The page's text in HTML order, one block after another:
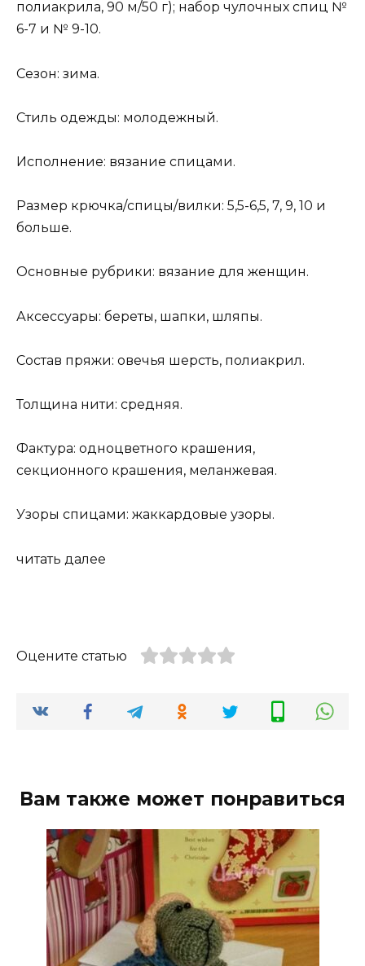
полиакрила, 90 м/50 г); набор чулочных спиц №
6-7 и № 9-10.
Сезон: зима.
Стиль одежды: молодежный.
Исполнение: вязание спицами.
Размер крючка/спицы/вилки: 5,5-6,5, 7, 9, 10 и
больше.
Основные рубрики: вязание для женщин.
Аксессуары: береты, шапки, шляпы.
Состав пряжи: овечья шерсть, полиакрил.
Толщина нити: средняя.
Фактура: одноцветного крашения,
секционного крашения, меланжевая.
Узоры спицами: жаккардовые узоры.
читать далее
Оцените статью
Вам также может понравиться